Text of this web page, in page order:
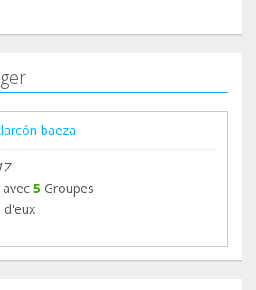
baeza
5 Groupes
d'eux